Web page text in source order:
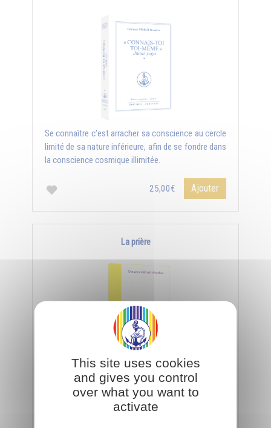
Se connaître c'est arracher sa conscience au cercle
limité de sa nature inférieure, afin de se fondre dans
la conscience cosmique illimitée.
25,00€ Ajouter
La prière
Prier c'est entrer dans un niveau de conscience
supérieur, un état de paix, de concentration et de
This site uses cookies
and gives you control
over what you want to
activate